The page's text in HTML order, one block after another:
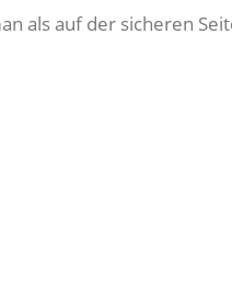
als auf der sicheren